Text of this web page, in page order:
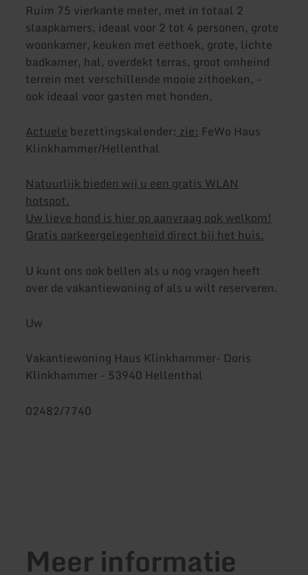
Ruim 75 vierkante meter, met in totaal 2
slaapkamers, ideaal voor 2 tot 4 personen, grote
woonkamer, keuken met eethoek, grote, lichte
badkamer, hal, overdekt terras, groot omheind
terrein met verschillende mooie zithoeken, -
ook ideaal voor gasten met honden.
Actuele bezettingskalender: zie: FeWo Haus
Klinkhammer/Hellenthal
Natuurlijk bieden wij u een gratis WLAN
hotspot.
Uw lieve hond is hier op aanvraag ook welkom!
Gratis parkeergelegenheid direct bij het huis.
U kunt ons ook bellen als u nog vragen heeft
over de vakantiewoning of als u wilt reserveren.
Uw
Vakantiewoning Haus Klinkhammer- Doris
Klinkhammer - 53940 Hellenthal
02482/7740
Meer informatie